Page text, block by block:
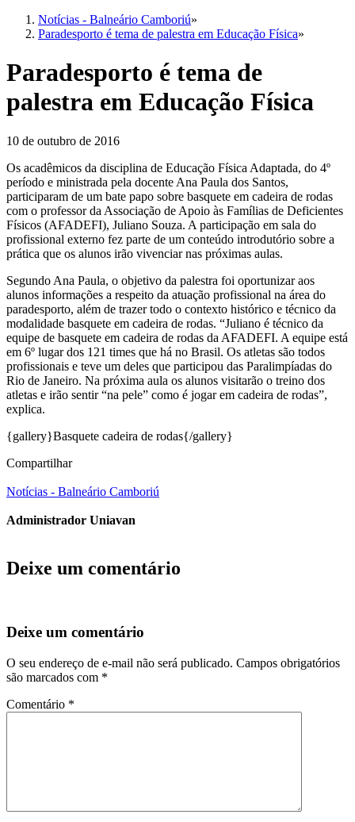
Notícias - Balneário Camboriú»
Paradesporto é tema de palestra em Educação Física»
Paradesporto é tema de
palestra em Educação Física
10 de outubro de 2016
Os acadêmicos da disciplina de Educação Física Adaptada, do 4º
período e ministrada pela docente Ana Paula dos Santos,
participaram de um bate papo sobre basquete em cadeira de rodas
com o professor da Associação de Apoio às Famílias de Deficientes
Físicos (AFADEFI), Juliano Souza. A participação em sala do
profissional externo fez parte de um conteúdo introdutório sobre a
prática que os alunos irão vivenciar nas próximas aulas.
Segundo Ana Paula, o objetivo da palestra foi oportunizar aos
alunos informações a respeito da atuação profissional na área do
paradesporto, além de trazer todo o contexto histórico e técnico da
modalidade basquete em cadeira de rodas. “Juliano é técnico da
equipe de basquete em cadeira de rodas da AFADEFI. A equipe está
em 6º lugar dos 121 times que há no Brasil. Os atletas são todos
profissionais e teve um deles que participou das Paralimpíadas do
Rio de Janeiro. Na próxima aula os alunos visitarão o treino dos
atletas e irão sentir “na pele” como é jogar em cadeira de rodas”,
explica.
{gallery}Basquete cadeira de rodas{/gallery}
Compartilhar
Notícias - Balneário Camboriú
Administrador Uniavan
Deixe um comentário
Deixe um comentário
O seu endereço de e-mail não será publicado. Campos obrigatórios
são marcados com *
Comentário *